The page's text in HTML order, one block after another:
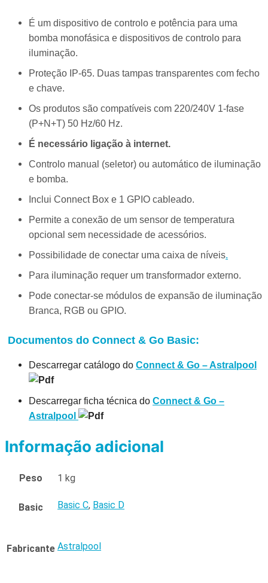
É um dispositivo de controlo e potência para uma
bomba monofásica e dispositivos de controlo para
iluminação.
Proteção IP-65. Duas tampas transparentes com fecho
e chave.
Os produtos são compatíveis com 220/240V 1-fase
(P+N+T) 50 Hz/60 Hz.
É necessário ligação à internet.
Controlo manual (seletor) ou automático de iluminação
e bomba.
Inclui Connect Box e 1 GPIO cableado.
Permite a conexão de um sensor de temperatura
opcional sem necessidade de acessórios.
Possibilidade de conectar uma caixa de níveis.
Para iluminação requer um transformador externo.
Pode conectar-se módulos de expansão de iluminação
Branca, RGB ou GPIO.
Documentos do Connect & Go Basic:
Descarregar catálogo do Connect & Go – Astralpool
Descarregar ficha técnica do Connect & Go –
Astralpool
Informação adicional
Peso 1 kg
Basic Basic C, Basic D
Fabricante Astralpool